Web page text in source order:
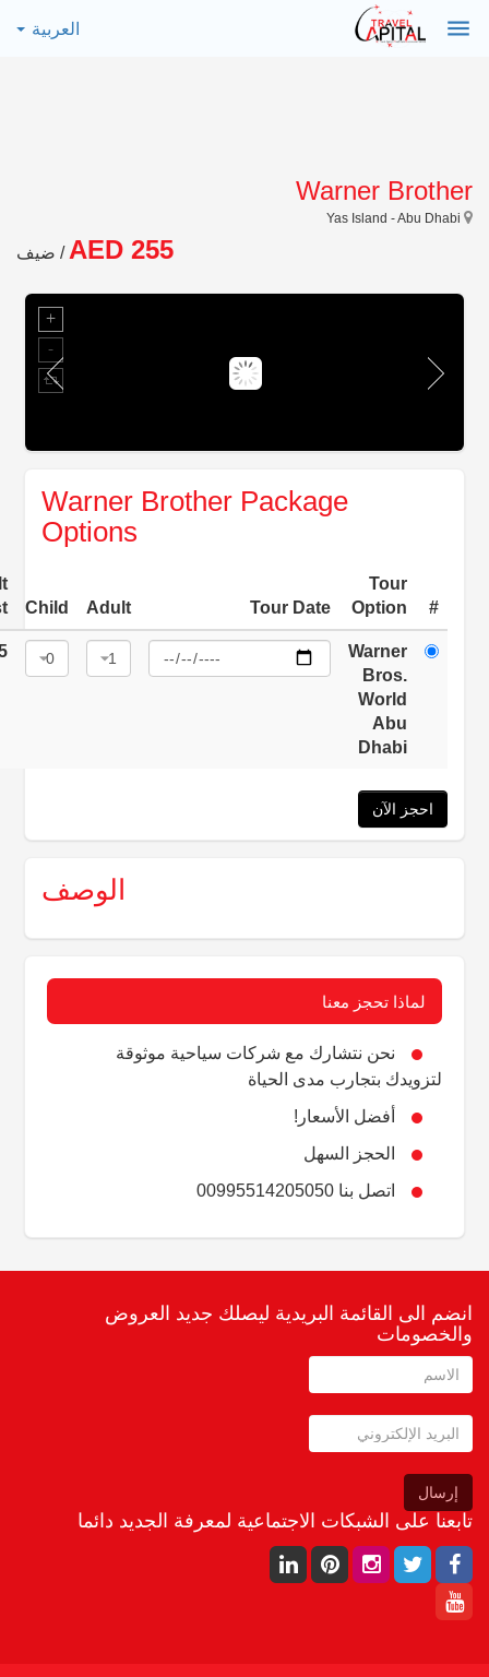
menu العربية
Warner Brother
AED 255 / ضيف
Warner Brother Package
Options
#
Tour
Option
Tour Date
Adult
Child
Warner
Bros.
World
Abu
Dhabi
احجز الآن
الوصف
لماذا تحجز معنا
نحن نتشارك مع شركات سياحية موثوقة
لتزويدك بتجارب مدى الحياة
أفضل الأسعار!
الحجز السهل
اتصل بنا 00995514205050
انضم الى القائمة البريدية ليصلك جديد العروض
والخصومات
إرسال
تابعنا على الشبكات الاجتماعية لمعرفة الجديد دائما